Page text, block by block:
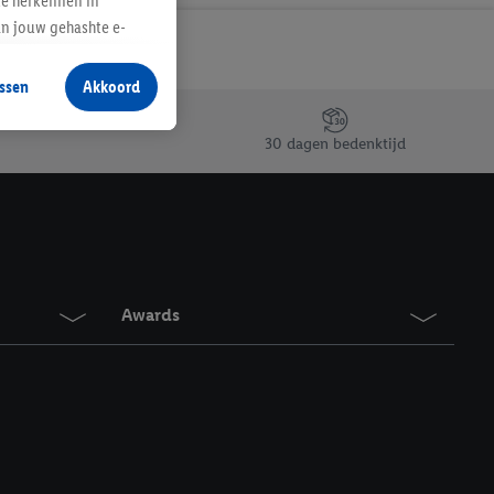
30 dagen bedenktijd
Awards
jouw gehashte e-
producten waarin je
te plaatsen
verschillende
kunnen worden
vergelijkbare
in te
Akkoord